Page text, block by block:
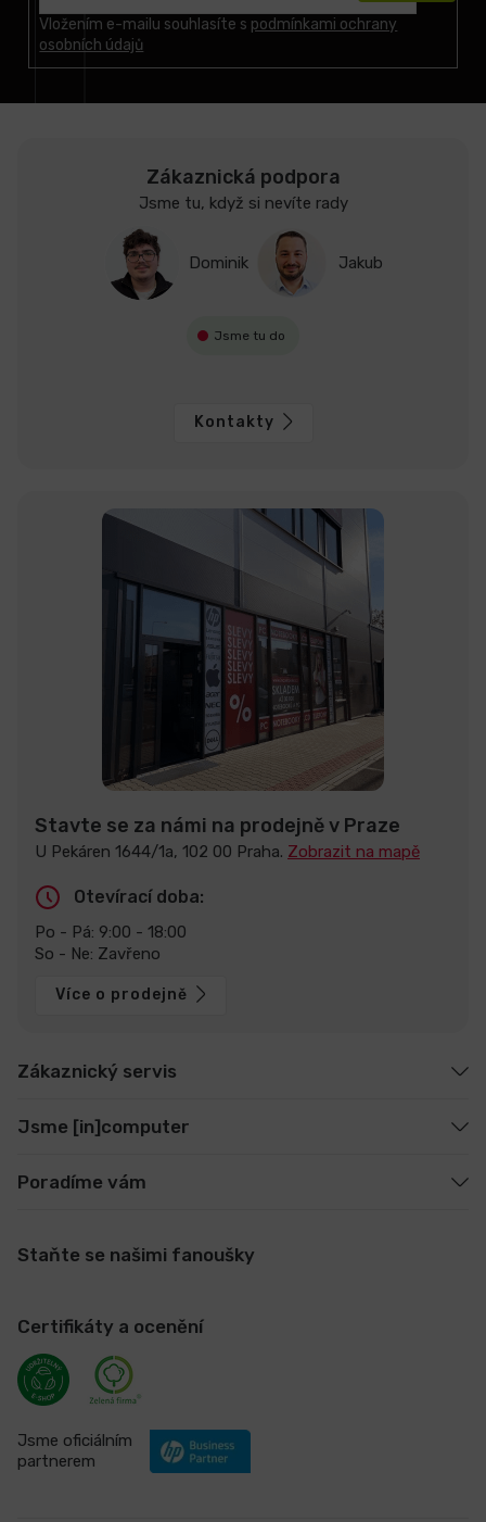
Vložením e-mailu souhlasíte s podmínkami ochrany
osobních údajů
Zákaznická podpora
Jsme tu, když si nevíte rady
Dominik Jakub
Jsme tu do
Kontakty
Stavte se za námi na prodejně v Praze
U Pekáren 1644/1a, 102 00 Praha. Zobrazit na mapě
Otevírací doba:
Po - Pá: 9:00 - 18:00
So - Ne: Zavřeno
Více o prodejně
Zákaznický servis
Jsme [in]computer
Poradíme vám
Staňte se našimi fanoušky
Certifikáty a ocenění
Jsme oficiálním
partnerem